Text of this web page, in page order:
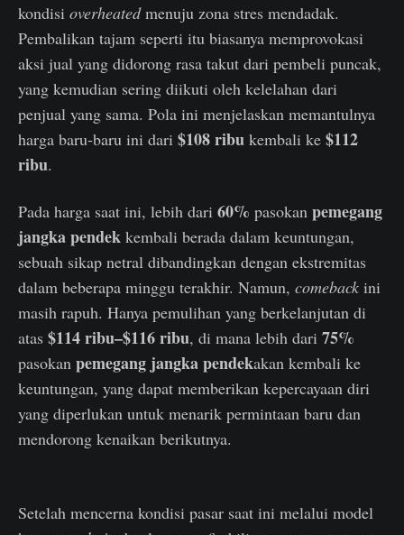
kondisi overheatedmenuju zona stres mendadak.
Pembalikan tajam seperti itu biasanya memprovokasi
aksi jual yang didorong rasa takut dari pembeli puncak,
yang kemudian sering diikuti oleh kelelahan dari
penjual yang sama. Pola ini menjelaskan memantulnya
harga baru-baru ini dari $108 ribu kembali ke $112
ribu.
Pada harga saat ini, lebih dari 60% pasokan pemegang
jangka pendek kembali berada dalam keuntungan,
sebuah sikap netral dibandingkan dengan ekstremitas
dalam beberapa minggu terakhir. Namun, comeback ini
masih rapuh. Hanya pemulihan yang berkelanjutan di
atas $114 ribu–$116 ribu, di mana lebih dari 75%
pasokan pemegang jangka pendekakan kembali ke
keuntungan, yang dapat memberikan kepercayaan diri
yang diperlukan untuk menarik permintaan baru dan
mendorong kenaikan berikutnya.
Setelah mencerna kondisi pasar saat ini melalui model